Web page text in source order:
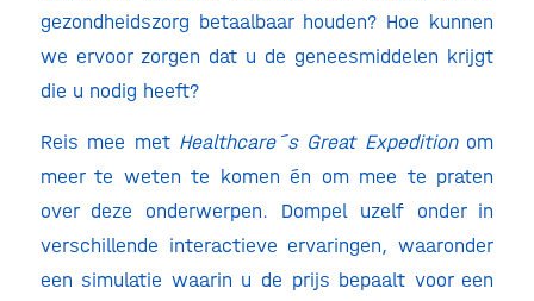
gezondheidszorg betaalbaar houden? Hoe kunnen
we ervoor zorgen dat u de geneesmiddelen krijgt
die u nodig heeft?
Reis mee met Healthcare´s Great Expedition om
meer te weten te komen én om mee te praten
over deze onderwerpen. Dompel uzelf onder in
verschillende interactieve ervaringen, waaronder
een simulatie waarin u de prijs bepaalt voor een